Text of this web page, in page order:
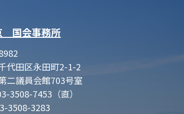
国会事務所
代田区永田町2-1-2
二議員会館703号室
3508-7453（直）
3508-3283